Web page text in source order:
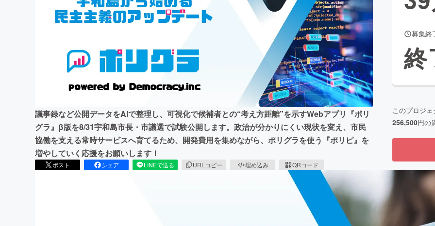
まちづくり・地域活性化
CAMPFIRE for Social GoodCAMPFIRE Creation
CAMPFIREふるさと納税
machi-yaコミュニティ
議事録など公開データをAIで整理し、可視化で候補者との“考え方距離”を示すWebアプリ『ポリ
グラ』β版を8/31宇和島市長・市議選で試験公開します。政治が分かりにくい現状を変え、市民
協働を支える常時サービスへ育てるため、開発費用を集めながら、ポリグラを使う『ポリピ』を
増やしていく応援をお願いします！
ポスト シェア LINEで送る URLコピー 埋め込み QRコード
募集終
終
このプロジ
256,500円の